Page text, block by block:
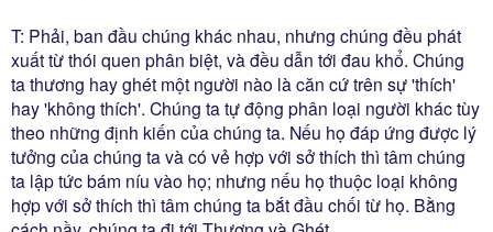
T: Phải, ban đầu chúng khác nhau, nhưng chúng đều phát
xuất từ thói quen phân biệt, và đều dẫn tới đau khổ. Chúng
ta thương hay ghét một người nào là căn cứ trên sự 'thích'
hay 'không thích'. Chúng ta tự động phân loại người khác tùy
theo những định kiến của chúng ta. Nếu họ đáp ứng được lý
tưởng của chúng ta và có vẻ hợp với sở thích thì tâm chúng
ta lập tức bám níu vào họ; nhưng nếu họ thuộc loại không
hợp với sở thích thì tâm chúng ta bắt đầu chối từ họ. Bằng